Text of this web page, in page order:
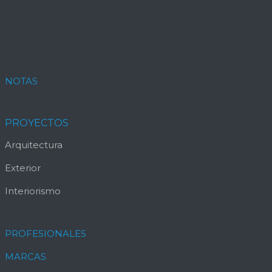
NOTAS
PROYECTOS
Arquitectura
Exterior
Interiorismo
PROFESIONALES
MARCAS